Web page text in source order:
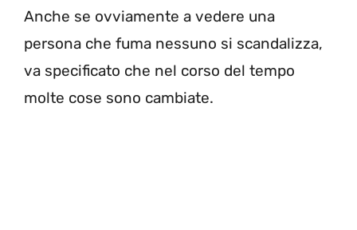
Anche se ovviamente a vedere una
persona che fuma nessuno si scandalizza,
va specificato che nel corso del tempo
molte cose sono cambiate.